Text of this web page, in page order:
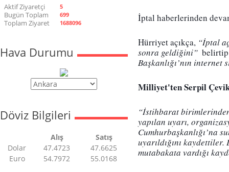
Aktif Ziyaretçi 5
Bugün Toplam 699
Toplam Ziyaret 1688096
Hava Durumu
Döviz Bilgileri
Alış
Satış
Dolar
47.4723
47.6625
Euro
54.7972 55.0168
İptal haberlerinden
Hürriyet açıkça, “İptal
sonra geldiğini”
Başkanlığı’nın
Milliyet'ten Serpil
“İstihbarat
yapılan uyarı,
Cumhurbaşkanlığı’na
uyarıldığını
mutabakata vardığı